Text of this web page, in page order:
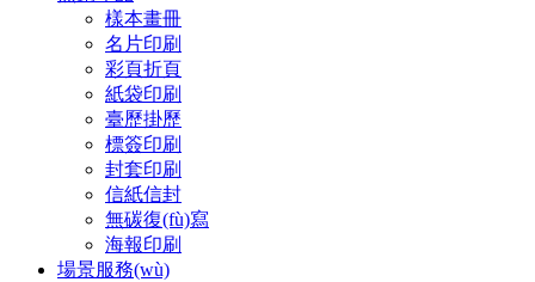
樣本畫冊
名片印刷
彩頁折頁
紙袋印刷
臺歷掛歷
標簽印刷
封套印刷
信紙信封
無碳復(fù)寫
海報印刷
場景服務(wù)